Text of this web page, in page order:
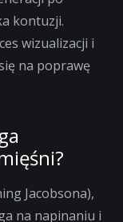
kontuzji.
wizualizacji i
na poprawę
Jacobsona),
na napinaniu i